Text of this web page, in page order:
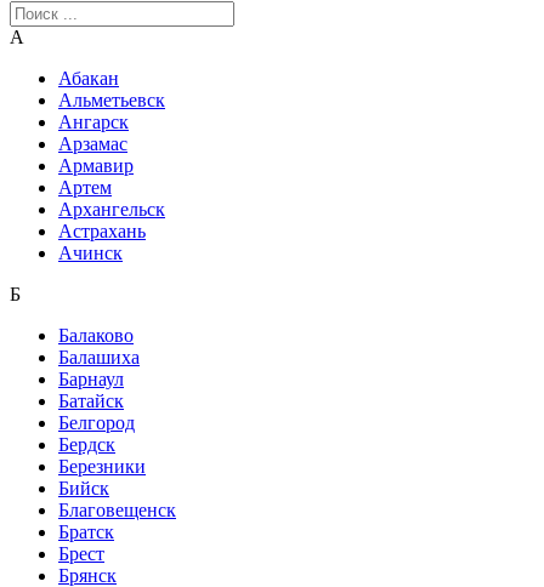
А
Абакан
Альметьевск
Ангарск
Арзамас
Армавир
Артем
Архангельск
Астрахань
Ачинск
Б
Балаково
Балашиха
Барнаул
Батайск
Белгород
Бердск
Березники
Бийск
Благовещенск
Братск
Брест
Брянск